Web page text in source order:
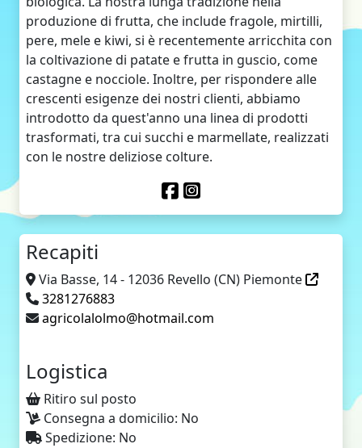
produzione di frutta, che include fragole, mirtilli,
pere, mele e kiwi, si è recentemente arricchita con
la coltivazione di patate e frutta in guscio, come
castagne e nocciole. Inoltre, per rispondere alle
crescenti esigenze dei nostri clienti, abbiamo
introdotto da quest'anno una linea di prodotti
trasformati, tra cui succhi e marmellate, realizzati
con le nostre deliziose colture.
Recapiti
Via Basse, 14 - 12036 Revello (CN) Piemonte
3281276883
agricolalolmo@hotmail.com
Logistica
Ritiro sul posto
Consegna a domicilio: No
Spedizione: No